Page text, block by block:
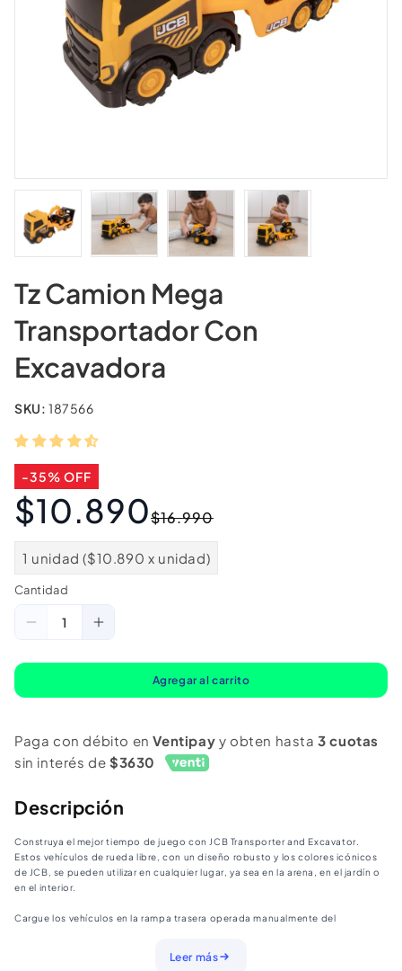
Tz Camion Mega
Transportador Con
Excavadora
SKU: 187566
-35% OFF
$16.990
$10.890
1 unidad ($10.890 x unidad)
Cantidad
Cantidad
Reducir
cantidad
Camion
Mega
Con
Aumentar
cantidad
Camion
Mega
Con
Agregar al carrito
Paga con débito enVentipay y obten hasta3 cuotas
sin interés de $3630
Descripción
Construya el mejor tiempo de juego con JCB Transporter and Excavator.
Estos vehículos de rueda libre, con un diseño robusto y los colores icónicos
de JCB, se pueden utilizar en cualquier lugar, ya sea en la arena, en el jardín o
en el interior.
Cargue los vehículos en la rampa trasera operada manualmente del
manualmente para sostener objetos y ayudar a desarrollar habilidades
Leer más